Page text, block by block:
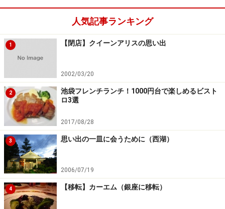
人気記事ランキング
1 【閉店】クイーンアリスの思い出
2002/03/20
2
池袋フレンチランチ！1000円台で楽しめるビスト
ロ3選
2017/08/28
3 思い出の一皿に会うために（西湖）
2006/07/19
4 【移転】カーエム（銀座に移転）